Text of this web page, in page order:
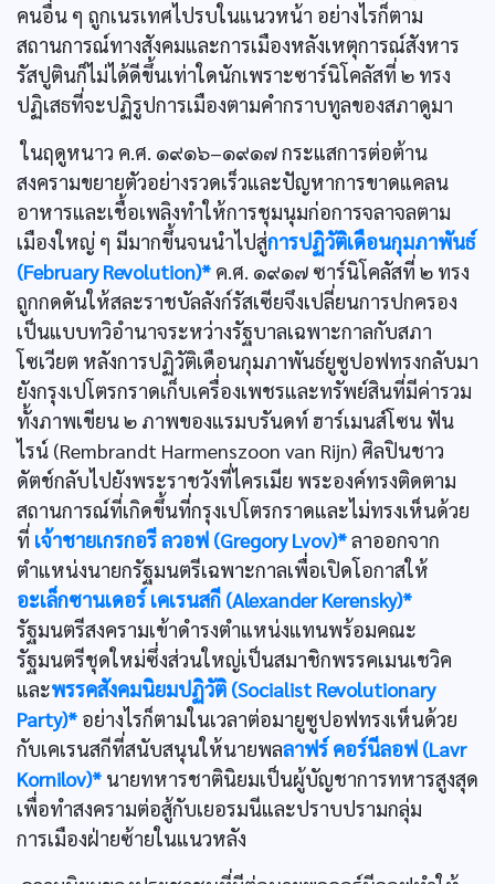
คนอื่น ๆ ถูกเนรเทศไปรบในแนวหน้า อย่างไรก็ตาม
สถานการณ์ทางสังคมและการเมืองหลังเหตุการณ์สังหาร
รัสปูตินก็ไม่ได้ดีขึ้นเท่าใดนักเพราะซาร์นิโคลัสที่ ๒ ทรง
ปฏิเสธที่จะปฏิรูปการเมืองตามคำกราบทูลของสภาดูมา
ในฤดูหนาว ค.ศ. ๑๙๑๖–๑๙๑๗ กระแสการต่อต้าน
สงครามขยายตัวอย่างรวดเร็วและปัญหาการขาดแคลน
อาหารและเชื้อเพลิงทำให้การชุมนุมก่อการจลาจลตาม
เมืองใหญ่ ๆ มีมากขึ้นจนนำไปสู่การปฏิวัติเดือนกุมภาพันธ์
(February Revolution)* ค.ศ. ๑๙๑๗ ซาร์นิโคลัสที่ ๒ ทรง
ถูกกดดันให้สละราชบัลลังก์รัสเซียจึงเปลี่ยนการปกครอง
เป็นแบบทวิอำนาจระหว่างรัฐบาลเฉพาะกาลกับสภา
โซเวียต หลังการปฏิวัติเดือนกุมภาพันธ์ยูซูปอฟทรงกลับมา
ยังกรุงเปโตรกราดเก็บเครื่องเพชรและทรัพย์สินที่มีค่ารวม
ทั้งภาพเขียน ๒ ภาพของแรมบรันดท์ ฮาร์เมนส์โซน ฟัน
ไรน์ (Rembrandt Harmenszoon van Rijn) ศิลปินชาว
ดัตช์กลับไปยังพระราชวังที่ไครเมีย พระองค์ทรงติดตาม
สถานการณ์ที่เกิดขึ้นที่กรุงเปโตรกราดและไม่ทรงเห็นด้วย
ที่ เจ้าชายเกรกอรี ลวอฟ (Gregory Lvov)*ลาออกจาก
ตำแหน่งนายกรัฐมนตรีเฉพาะกาลเพื่อเปิดโอกาสให้
อะเล็กซานเดอร์ เคเรนสกี (Alexander Kerensky)*
รัฐมนตรีสงครามเข้าดำรงตำแหน่งแทนพร้อมคณะ
รัฐมนตรีชุดใหม่ซึ่งส่วนใหญ่เป็นสมาชิกพรรคเมนเชวิค
และพรรคสังคมนิยมปฏิวัติ (Socialist Revolutionary
Party)* อย่างไรก็ตามในเวลาต่อมายูซูปอฟทรงเห็นด้วย
กับเคเรนสกีที่สนับสนุนให้นายพลลาฟร์ คอร์นีลอฟ (Lavr
Kornilov)* นายทหารชาตินิยมเป็นผู้บัญชาการทหารสูงสุด
เพื่อทำสงครามต่อสู้กับเยอรมนีและปราบปรามกลุ่ม
การเมืองฝ่ายซ้ายในแนวหลัง